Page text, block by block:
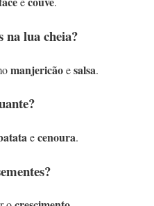
na lua cheia?
manjericãoesalsa.
ecenoura.